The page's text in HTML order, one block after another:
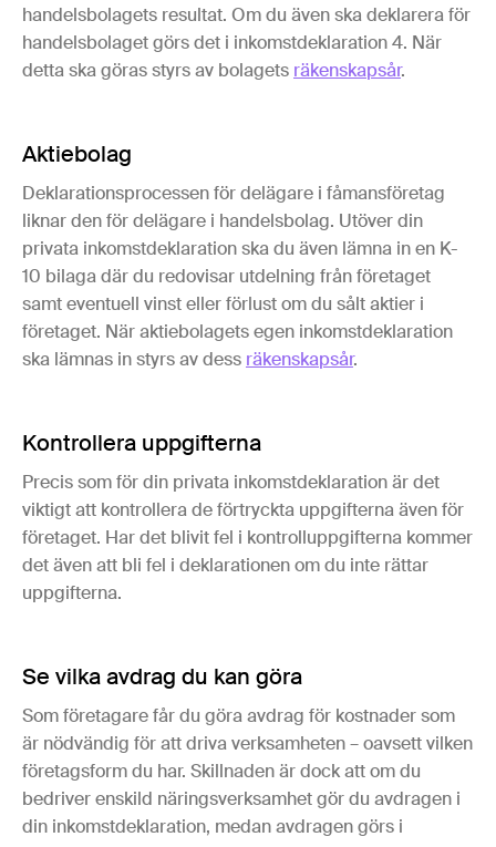
handelsbolagets resultat. Om du även ska deklarera för
handelsbolaget görs det i inkomstdeklaration 4. När
detta ska göras styrs av bolagets räkenskapsår.
Aktiebolag
Deklarationsprocessen för delägare i fåmansföretag
liknar den för delägare i handelsbolag. Utöver din
privata inkomstdeklaration ska du även lämna in en K-
10 bilaga där du redovisar utdelning från företaget
samt eventuell vinst eller förlust om du sålt aktier i
företaget. När aktiebolagets egen inkomstdeklaration
ska lämnas in styrs av dess räkenskapsår.
Kontrollera uppgifterna
Precis som för din privata inkomstdeklaration är det
viktigt att kontrollera de förtryckta uppgifterna även för
företaget. Har det blivit fel i kontrolluppgifterna kommer
det även att bli fel i deklarationen om du inte rättar
uppgifterna.
Se vilka avdrag du kan göra
Som företagare får du göra avdrag för kostnader som
är nödvändig för att driva verksamheten – oavsett vilken
företagsform du har. Skillnaden är dock att om du
bedriver enskild näringsverksamhet gör du avdragen i
din inkomstdeklaration, medan avdragen görs i